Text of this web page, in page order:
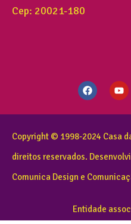
Cep: 20021-180
Copyright © 1998-2024 Casa
direitos reservados.
Comunica Design e
Entidade